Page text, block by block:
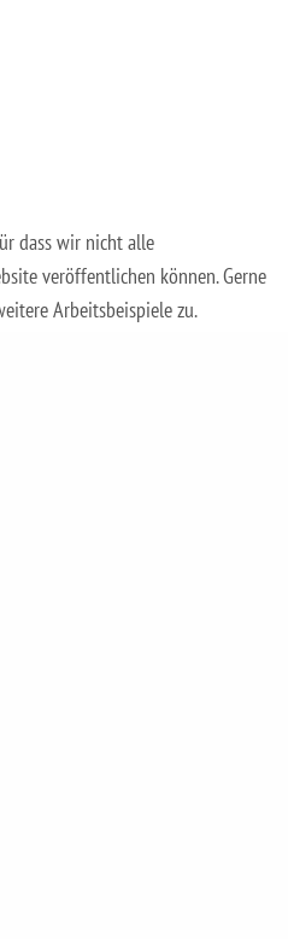
dass wir nicht alle
veröffentlichen können. Gerne
Arbeitsbeispiele zu.